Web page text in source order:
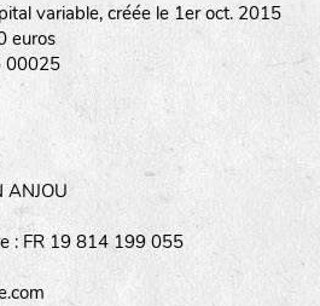
variable, créée le 1er oct. 2015
euros
00025
ANJOU
: FR 19 814 199 055